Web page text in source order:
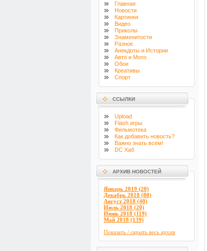
Главная
Новости
Картинки
Видео
Приколы
Знаменитости
Разное
Анекдоты и Истории
Авто и Мото
Обои
Креативы
Спорт
ССЫЛКИ
Upload
Flash игры
Фильмотека
Как добавить новость?
Важно знать всем!
DC Хаб
АРХИВ НОВОСТЕЙ
Январь 2019 (20)
Декабрь 2018 (80)
Август 2018 (40)
Июль 2018 (20)
Июнь 2018 (119)
Май 2018 (139)
Показать / скрыть весь архив